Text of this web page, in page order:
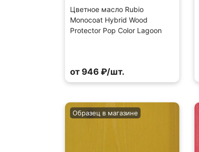
Цветное масло Rubio
Monocoat Hybrid Wood
Protector Pop Color Lagoon
от 946 ₽/шт.
Образец в магазине